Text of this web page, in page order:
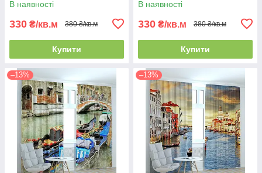
В наявності
330 ₴/кв.м 380 ₴/кв.м
Купити
В наявності
330 ₴/кв.м 380 ₴/кв.м
Купити
–13% –13%